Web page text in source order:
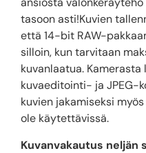
tasoon asti!Kuvien
että 14-bit RAW-
silloin, kun tarvitaan
kuvanlaatua.
kuvaeditointi- ja JPEG-
kuvien jakamiseksi
ole käytettävissä.
Kuvanvakautus neljän